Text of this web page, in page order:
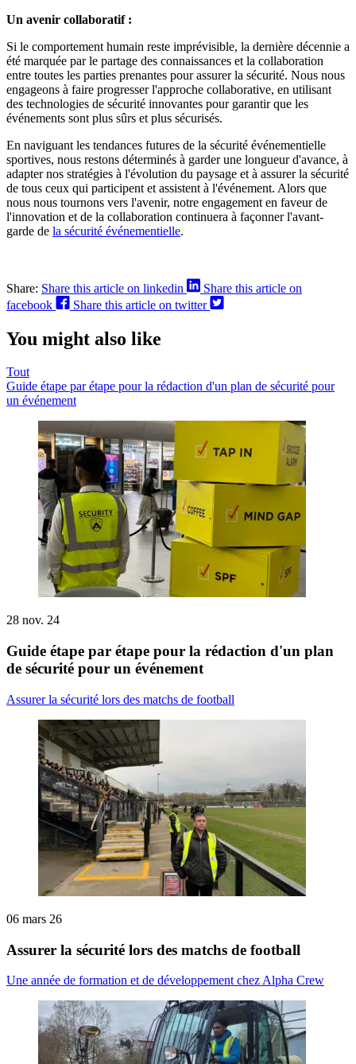
Un avenir collaboratif :
Si le comportement humain reste imprévisible, la dernière décennie a
été marquée par le partage des connaissances et la collaboration
entre toutes les parties prenantes pour assurer la sécurité. Nous nous
engageons à faire progresser l'approche collaborative, en utilisant
des technologies de sécurité innovantes pour garantir que les
événements sont plus sûrs et plus sécurisés.
En naviguant les tendances futures de la sécurité événementielle
sportives, nous restons déterminés à garder une longueur d'avance, à
adapter nos stratégies à l'évolution du paysage et à assurer la sécurité
de tous ceux qui participent et assistent à l'événement. Alors que
nous nous tournons vers l'avenir, notre engagement en faveur de
l'innovation et de la collaboration continuera à façonner l'avant-
garde de la sécurité événementielle.
Share: Share this article on linkedin
Share this article on
facebook
Share this article on twitter
You might also like
Tout
Guide étape par étape pour la rédaction d'un plan de sécurité pour
un événement
28 nov. 24
Guide étape par étape pour la rédaction d'un plan
de sécurité pour un événement
Assurer la sécurité lors des matchs de football
06 mars 26
Assurer la sécurité lors des matchs de football
Une année de formation et de développement chez Alpha Crew